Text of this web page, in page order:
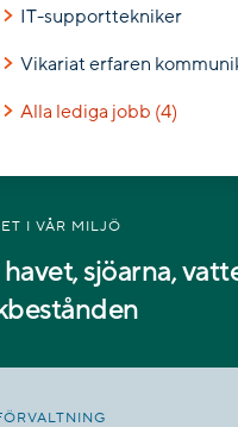
I VÅR MILJÖ
havet, sjöarna,
IT-supporttekniker
Vikariat erfaren
Alla lediga jobb (4)